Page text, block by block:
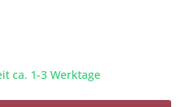
ca. 1-3 Werktage